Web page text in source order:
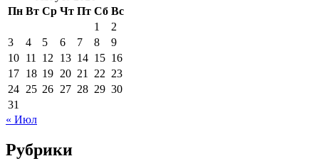
Пн Вт Ср Чт Пт Сб Вс
1
2
3
4 5 6 7 8
9
10 11 12 13 14 15 16
17 18 19 20 21 22 23
24 25 26 27 28 29 30
31
« Июл
Рубрики